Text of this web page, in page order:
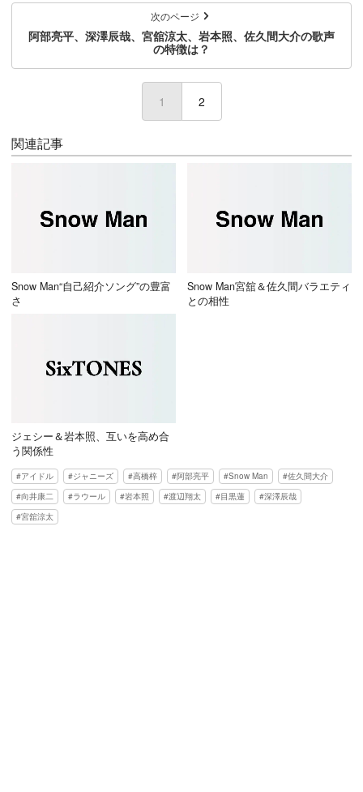
次のページ
阿部亮平、深澤辰哉、宮舘涼太、岩本照、佐久間大介の歌声
の特徴は？
1 (current)
2
関連記事
Snow Man“自己紹介ソング”の豊富
さ
Snow Man宮舘＆佐久間バラエティ
との相性
ジェシー＆岩本照、互いを高め合
う関係性
アイドル ジャニーズ 高橋梓 阿部亮平 Snow Man
佐久間大介
向井康二
ラウール 岩本照 渡辺翔太 目黒蓮
深澤辰哉
宮舘涼太